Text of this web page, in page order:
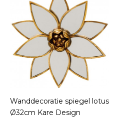
Wanddecoratie spiegel lotus
Ø32cm Kare Design